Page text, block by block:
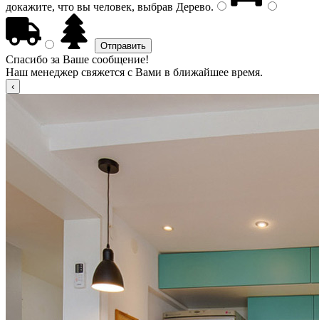
докажите, что вы человек, выбрав Дерево.
Спасибо за Ваше сообщение!
Наш менеджер свяжется с Вами в ближайшее время.